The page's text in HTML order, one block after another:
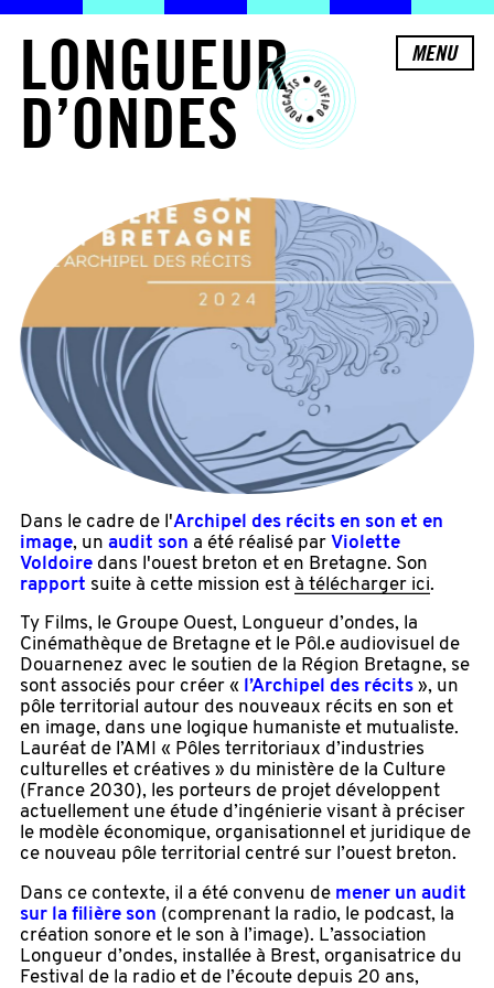
LONGUEUR
D’ONDES
MENU
Dans le cadre de l'Archipel des récits en son et en
image, unaudit son a été réalisé par Violette
Voldoire dans l'ouest breton et en Bretagne. Son
rapport suite à cette mission est à télécharger ici.
Ty Films, le Groupe Ouest, Longueur d’ondes, la
Cinémathèque de Bretagne et le Pôl.e audiovisuel de
Douarnenez avec le soutien de la Région Bretagne, se
sont associés pour créer « l’Archipel des récits », un
pôle territorial autour des nouveaux récits en son et
en image, dans une logique humaniste et mutualiste.
Lauréat de l’AMI « Pôles territoriaux d’industries
culturelles et créatives » du ministère de la Culture
(France 2030), les porteurs de projet développent
actuellement une étude d’ingénierie visant à préciser
le modèle économique, organisationnel et juridique de
ce nouveau pôle territorial centré sur l’ouest breton.
Dans ce contexte, il a été convenu de mener un audit
sur la filière son (comprenant la radio, le podcast, la
création sonore et le son à l’image). L’association
Longueur d’ondes, installée à Brest, organisatrice du
Festival de la radio et de l’écoute depuis 20 ans,